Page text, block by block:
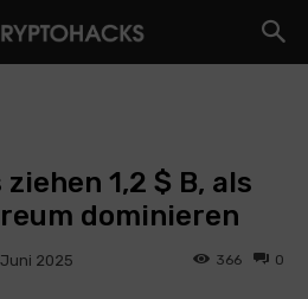
1,2 $ B, als
dominieren
2025 0
366